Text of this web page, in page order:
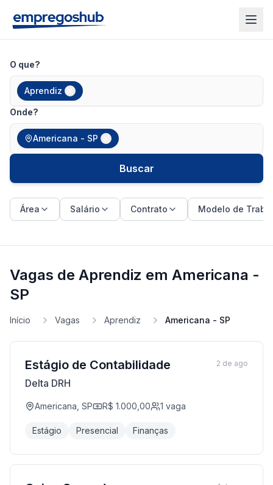
O que?
Aprendiz
Onde?
Americana - SP
Buscar
Área Salário Contrato Modelo de
Vagas de Aprendiz em Americana -
SP
Início Vagas Aprendiz Americana - SP
Estágio de Contabilidade
Delta DRH
Americana, SP R$ 1.000,00 1 vaga
Estágio Presencial Finanças
2 de ago